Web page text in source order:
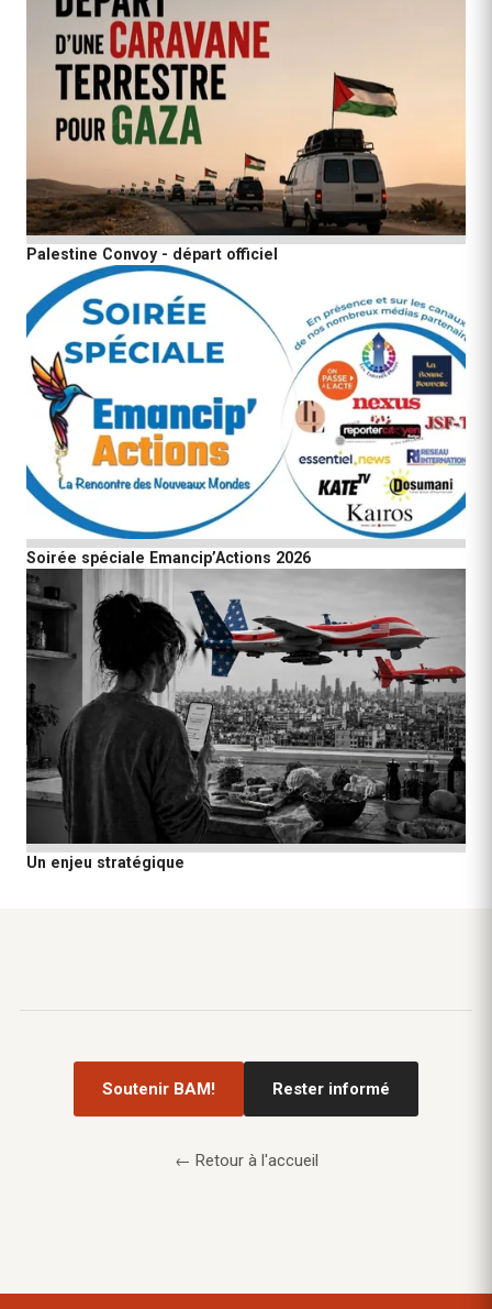
Palestine Convoy - départ officiel
Soirée spéciale Emancip’Actions 2026
Un enjeu stratégique
Soutenir BAM! Rester informé
← Retour à l'accueil